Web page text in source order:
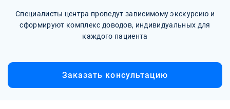
Специалисты центра проведут зависимому экскурсию и
сформируют комплекс доводов, индивидуальных для
каждого пациента
Заказать консультацию